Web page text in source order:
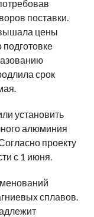
поставки.
цены
срок
установить
алюминия
проекту
с 1 июня.
сплавов.